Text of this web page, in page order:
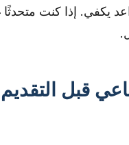
يكفي. إذا كنت متحدثًا
قبل التقديم